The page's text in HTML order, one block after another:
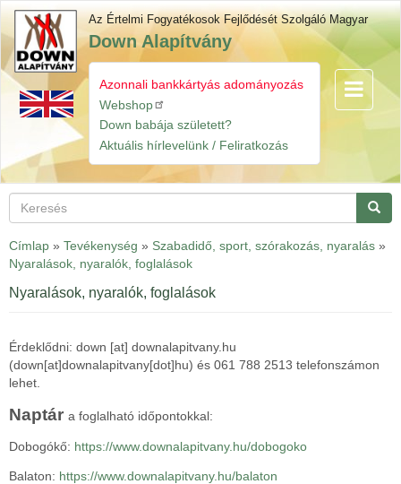
Ugrás
tartalomra
Az Értelmi Fogyatékosok Fejlődését Szolgáló Magyar
Down Alapítvány
Gyorslinkek
Azonnali bankkártyás adományozás
Webshop
Down babája született?
Aktuális hírlevelünk / Feliratkozás
Navigáció
Keresés
Címlap » Tevékenység » Szabadidő, sport, szórakozás, nyaralás »
Nyaralások, nyaralók, foglalások
Nyaralások, nyaralók, foglalások
Érdeklődni: down [at] downalapitvany.hu
(down[at]downalapitvany[dot]hu) és 061 788 2513 telefonszámon
lehet.
Naptár a foglalható időpontokkal:
Dobogókő: https://www.downalapitvany.hu/dobogoko
Balaton: https://www.downalapitvany.hu/balaton